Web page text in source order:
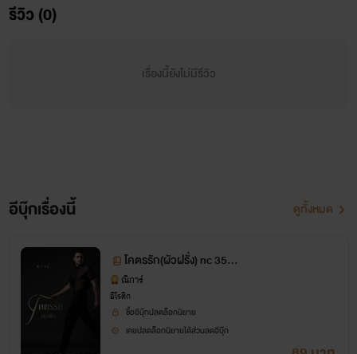
“แต่งงานกันนะครับ” น้ำเสียงจริงจังหนักแน่นเปล่งออกมาจาก
ปากของหนุ่มตาน้ำข้าว เขาแหงนเงยหน้าขึ้นมองหน้าเหริ่งอย่าง
รอคำตอบ
รีวิว (0)
เรื่องนี้ยังไม่มีรีวิว
อีบุ๊กเรื่องนี้ ดูทั้งหมด
โคตรรัก(ผัวฝรั่ง) nc 35++
+
ณิการ์
อีโรติก
ซื้ออีบุ๊กปลดล็อกนิยาย
เคยปลดล็อกนิยายได้ส่วนลดอีบุ๊ก